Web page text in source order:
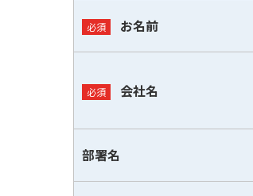
お名前
会社名
部署名